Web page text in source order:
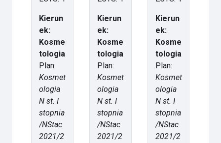
Kierun
ek:
Kosme
tologia
Plan:
Kosmet
ologia
N st. I
stopnia
/NStac
2021/2
Kierun
ek:
Kosme
tologia
Plan:
Kosmet
ologia
N st. I
stopnia
/NStac
2021/2
Kierun
ek:
Kosme
tologia
Plan:
Kosmet
ologia
N st. I
stopnia
/NStac
2021/2